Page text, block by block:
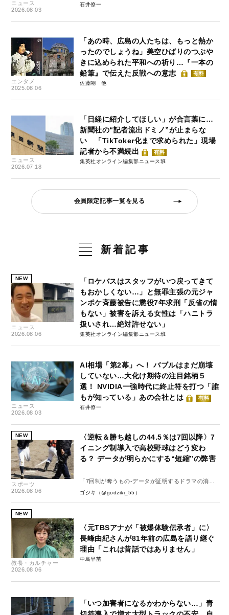
ニュース
2026.08.03
石井僚一
エンタメ
2025.08.06
「あの時、広島の人たちは、もっと熱か
ったのでしょうね」美空ひばりのつぶや
きに込められた平和への祈り…『一本の
鉛筆』で伝えた反戦への意志
有料
佐藤剛
ニュース
2026.07.18
「日経に紹介してほしい」が合言葉に…
新聞社の“記者流出ドミノ”が止まらな
い 「TikToker化まで求められた」現場
記者から不満続出
有料
集英社オンライン編集部ニュース班
会員限定記事一覧を見る
新着記事
NEW
ニュース
2026.08.06
「ロケバスはスタッフがいつ戻ってきて
もおかしくない…」と無罪主張の元ジャ
ンポケ斉藤被告に懲役7年求刑「反省の情
もない」被害を訴える女性は「ハニトラ
扱いされ…絶対許せない」
集英社オンライン編集部ニュース班
ニュース
2026.08.03
AI相場「第2幕」へ！ バブルはまだ崩壊
していない…大化け期待の注目銘柄５
選！ NVIDIA一強時代に終止符を打つ「誰
もが知っている」あの会社とは
有料
石井僚一
NEW
スポーツ
2026.08.06
〈逆転＆勝ち越しの44.5％は7回以降〉7
イニング制導入で高校野球はどう変わ
る？ データが明らかにする“短縮”の弊害
「7回制が奪うもの-データが証明するドラマの消
失-」
ゴジキ（@godziki_55）
NEW
教養・カルチャー
2026.08.06
〈元TBSアナが「被爆体験伝承者」に〉
長峰由紀さんが81年前の広島を語り継ぐ
理由「これは昔話ではありません」
中島早苗
「いつ加害者になるかわからない…」青